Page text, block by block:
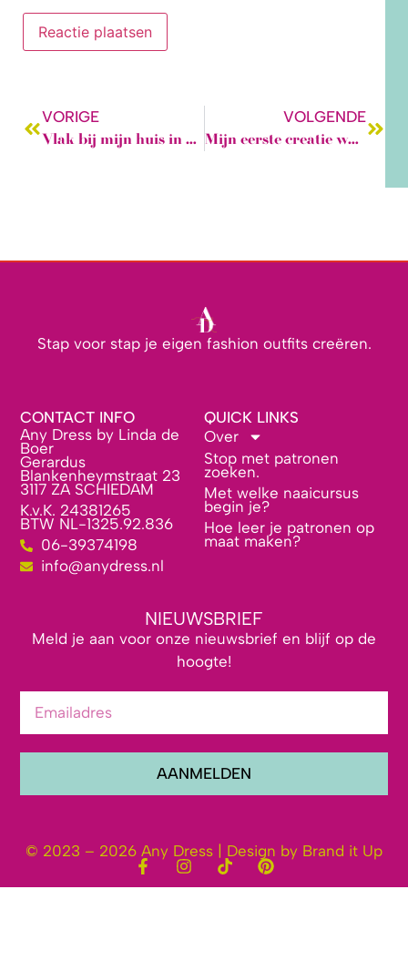
VORIGE
Vlak bij mijn huis in Poortugaal was een handwerkzaak, waar Linda op uitnodiging van de eigenaar naailessen gaf.
VOLGENDE
Mijn eerste creatie was een kussenhoesje?
Stap voor stap je eigen fashion outfits creëren.
CONTACT INFO
Any Dress by Linda de
Boer
Gerardus
Blankenheymstraat 23
3117 ZA SCHIEDAM
K.v.K. 24381265
BTW NL-1325.92.836
06-39374198
info@anydress.nl
QUICK LINKS
Over
Stop met patronen
zoeken.
Met welke naaicursus
begin je?
Hoe leer je patronen op
maat maken?
NIEUWSBRIEF
Meld je aan voor onze nieuwsbrief en blijf op de
hoogte!
AANMELDEN
© 2023 – 2026 Any Dress | Design by Brand it Up